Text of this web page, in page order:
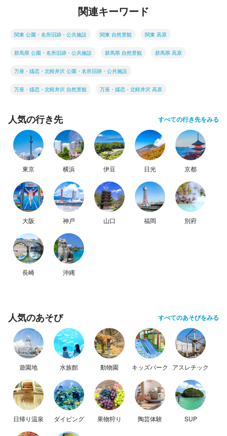
関連キーワード
関東 公園・名所旧跡・公共施設 関東 自然景観 関東 高原
群馬県 公園・名所旧跡・公共施設 群馬県 自然景観 群馬県 高原
万座・嬬恋・北軽井沢 公園・名所旧跡・公共施設
万座・嬬恋・北軽井沢 自然景観 万座・嬬恋・北軽井沢 高原
人気の行き先 すべての行き先をみる
東京 横浜 伊豆 日光 京都
大阪 神戸 山口 福岡 別府
長崎 沖縄
人気のあそび すべてのあそびをみる
遊園地 水族館 動物園 キッズパーク アスレチック
日帰り温泉 ダイビング 果物狩り 陶芸体験 SUP